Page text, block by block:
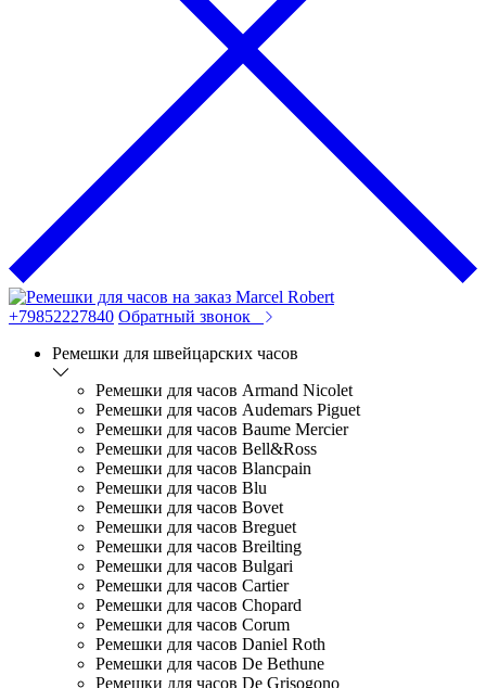
+79852227840 Обратный звонок
Ремешки для швейцарских часов
Ремешки для часов Armand Nicolet
Ремешки для часов Audemars Piguet
Ремешки для часов Baume Mercier
Ремешки для часов Bell&Ross
Ремешки для часов Blancpain
Ремешки для часов Blu
Ремешки для часов Bovet
Ремешки для часов Breguet
Ремешки для часов Breilting
Ремешки для часов Bulgari
Ремешки для часов Cartier
Ремешки для часов Chopard
Ремешки для часов Corum
Ремешки для часов Daniel Roth
Ремешки для часов De Bethune
Ремешки для часов De Grisogono